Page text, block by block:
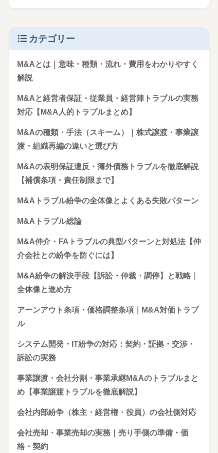
カテゴリー
M&Aとは｜意味・種類・流れ・費用をわかりやすく
解説
M&Aと経営者保証・従業員・経営陣トラブルの実務
対応【M&A人的トラブルまとめ】
M&Aの種類・手法（スキーム）｜株式譲渡・事業譲
渡・組織再編の違いと選び方
M&Aの表明保証違反・簿外債務トラブルを徹底解説
【補償条項・責任制限まで】
M&Aトラブル紛争の全体像とよくある失敗パターン
M&Aトラブル総論
M&A仲介・FAトラブルの典型パターンと対処法【仲
介会社との紛争を防ぐには】
M&A紛争の解決手段【訴訟・仲裁・調停】と戦略｜
全体像と進め方
アーンアウト条項・価格調整条項｜M&A対価トラブ
ル
システム開発・IT紛争の対応：契約・証拠・交渉・
訴訟の実務
事業譲渡・会社分割・事業承継M&Aのトラブルまと
め【事業譲渡トラブルを徹底解説】
会社内部紛争（株主・経営権・役員）の会社側対応
会社売却・事業売却の実務｜売り手側の準備・価
格・契約